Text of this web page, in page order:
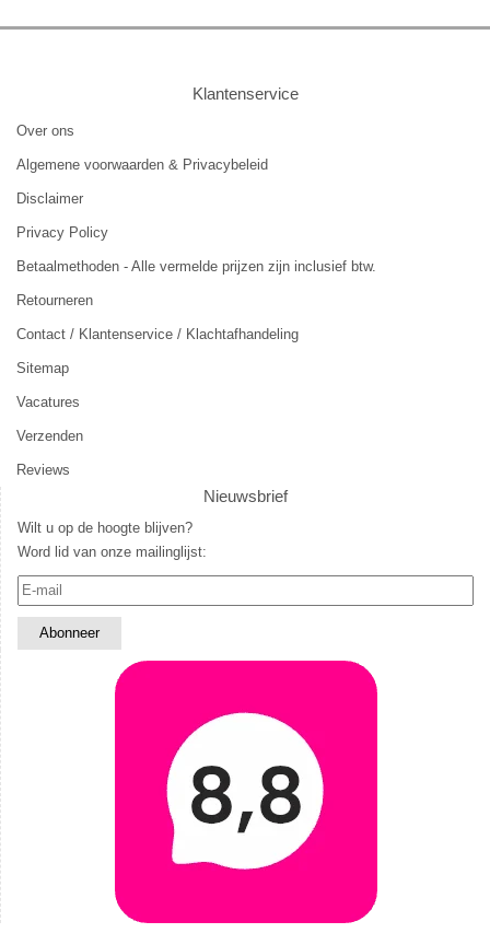
Klantenservice
Over ons
Algemene voorwaarden & Privacybeleid
Disclaimer
Privacy Policy
Betaalmethoden - Alle vermelde prijzen zijn inclusief btw.
Retourneren
Contact / Klantenservice / Klachtafhandeling
Sitemap
Vacatures
Verzenden
Reviews
Nieuwsbrief
Wilt u op de hoogte blijven?
Word lid van onze mailinglijst: